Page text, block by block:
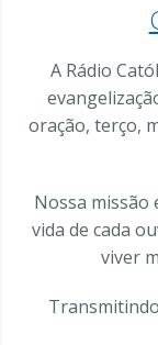
A Rádio
oração, terço,
Nossa missão
vida de cada
viver